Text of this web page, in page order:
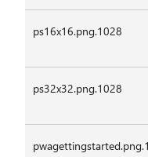
ps16x16.png.1028
ps32x32.png.1028